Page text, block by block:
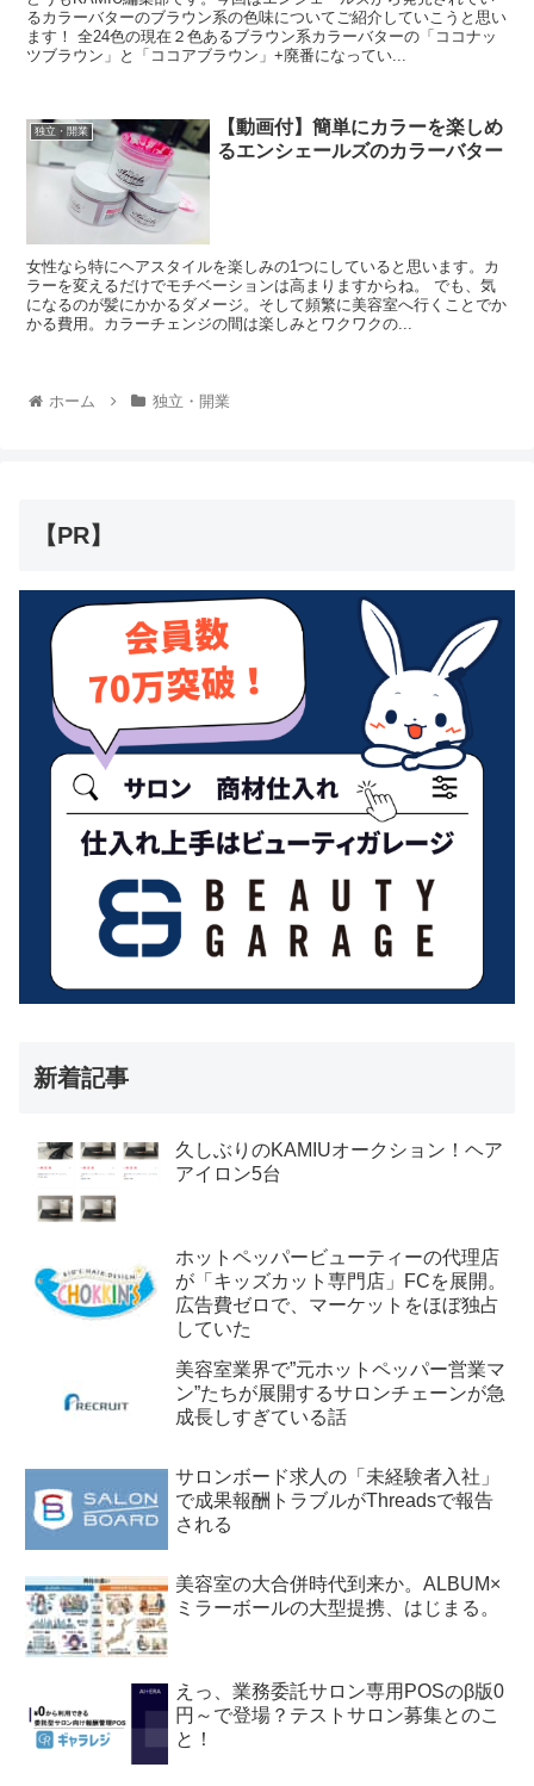
るカラーバターのブラウン系の色味についてご紹介していこうと思い
ます！ 全24色の現在２色あるブラウン系カラーバターの「ココナッ
ツブラウン」と「ココアブラウン」+廃番になってい...
独立・開業
【動画付】簡単にカラーを楽しめ
るエンシェールズのカラーバター
女性なら特にヘアスタイルを楽しみの1つにしていると思います。カ
ラーを変えるだけでモチベーションは高まりますからね。 でも、気
になるのが髪にかかるダメージ。そして頻繁に美容室へ行くことでか
かる費用。カラーチェンジの間は楽しみとワクワクの...
ホーム 独立・開業
【PR】
新着記事
久しぶりのKAMIUオークション！ヘア
アイロン5台
ホットペッパービューティーの代理店
が「キッズカット専門店」FCを展開。
広告費ゼロで、マーケットをほぼ独占
していた
美容室業界で”元ホットペッパー営業マ
ン”たちが展開するサロンチェーンが急
成長しすぎている話
サロンボード求人の「未経験者入社」
で成果報酬トラブルがThreadsで報告
される
美容室の大合併時代到来か。ALBUM×
ミラーボールの大型提携、はじまる。
えっ、業務委託サロン専用POSのβ版0
円～で登場？テストサロン募集とのこ
と！